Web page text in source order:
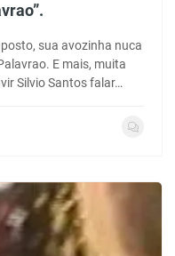
sua avozinha nuca
E mais, muita
Silvio Santos falar…